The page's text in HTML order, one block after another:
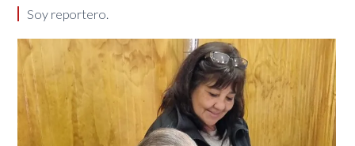
Soy reportero. ​